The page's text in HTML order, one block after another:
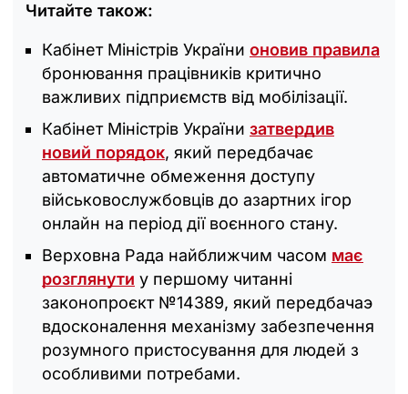
Читайте також:
Кабінет Міністрів України оновив правила
бронювання працівників критично
важливих підприємств від мобілізації.
Кабінет Міністрів України затвердив
новий порядок, який передбачає
автоматичне обмеження доступу
військовослужбовців до азартних ігор
онлайн на період дії воєнного стану.
Верховна Рада найближчим часом має
розглянути у першому читанні
законопроєкт №14389, який передбачаэ
вдосконалення механізму забезпечення
розумного пристосування для людей з
особливими потребами.